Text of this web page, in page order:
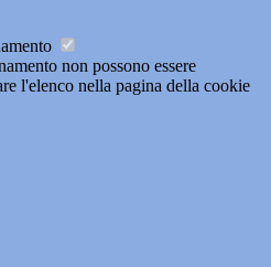
non possono essere
l'elenco nella pagina della cookie